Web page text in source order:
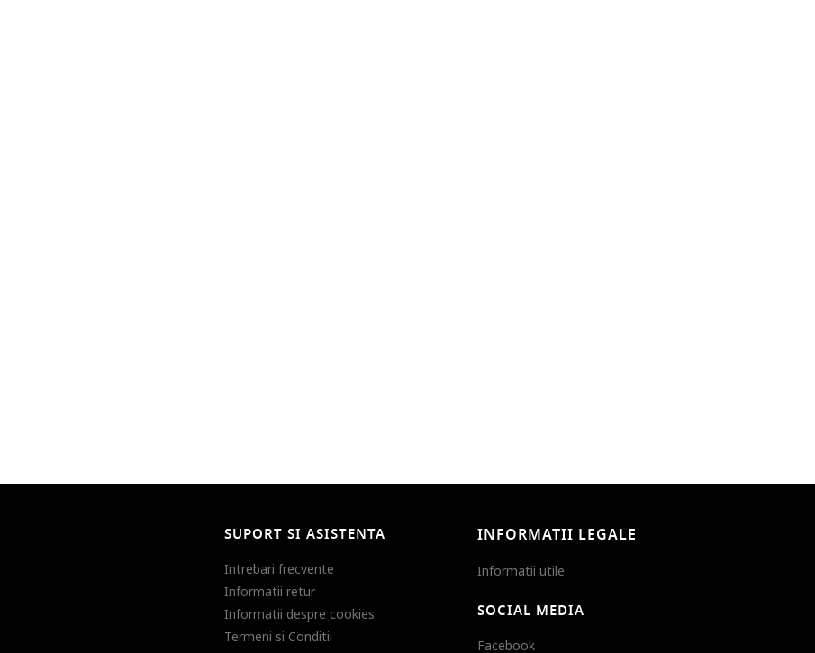
SUPORT SI ASISTENTA
Intrebari frecvente
Informatii retur
Informatii despre cookies
Termeni si Conditii
INFORMATII LEGALE
Informatii utile
SOCIAL MEDIA
Facebook